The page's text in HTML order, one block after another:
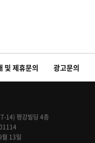
및 제휴문의 광고문의
14) 평강빌딩 4층
13일